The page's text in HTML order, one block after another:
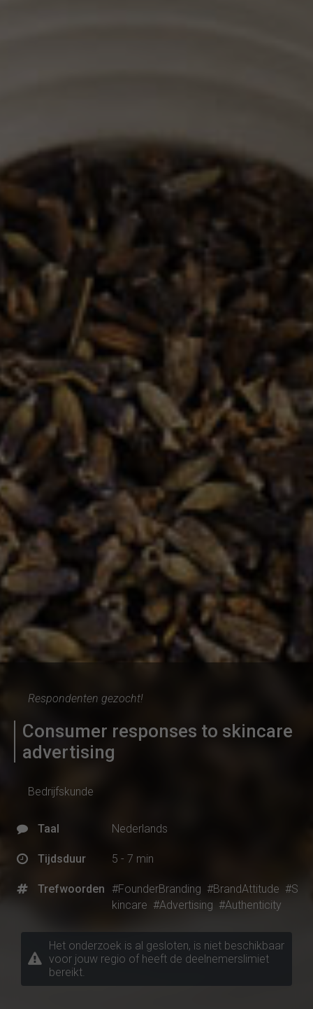
Respondenten gezocht!
Consumer responses to skincare
advertising
Bedrijfskunde
Taal Nederlands
Tijdsduur 5 - 7 min
Trefwoorden #FounderBranding #BrandAttitude #S
kincare #Advertising #Authenticity
Het onderzoek is al gesloten, is niet beschikbaar
voor jouw regio of heeft de deelnemerslimiet
bereikt.